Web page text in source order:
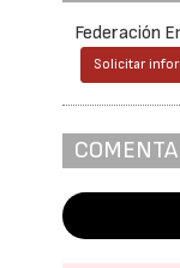
Federación
Solicitar